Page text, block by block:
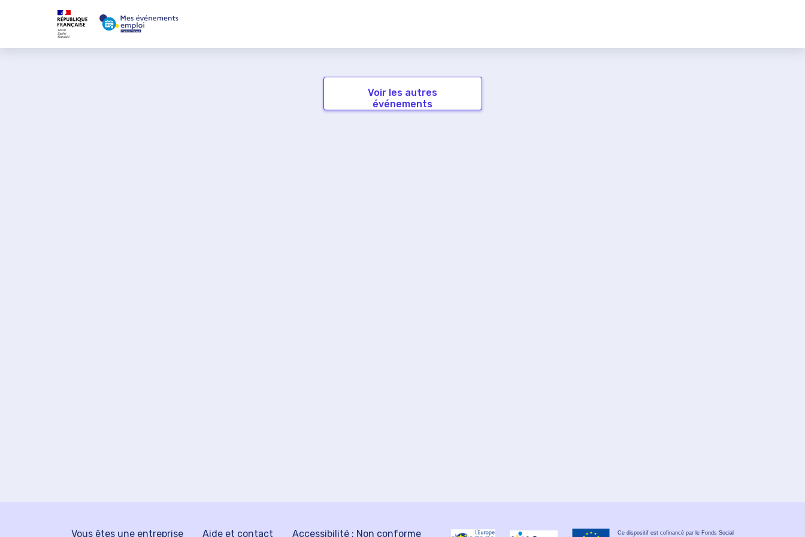
Voir les autres
événements
Vous êtes une entreprise Aide et contact Accessibilité : Non conforme
Ce dispositif est cofinancé par le Fonds Social